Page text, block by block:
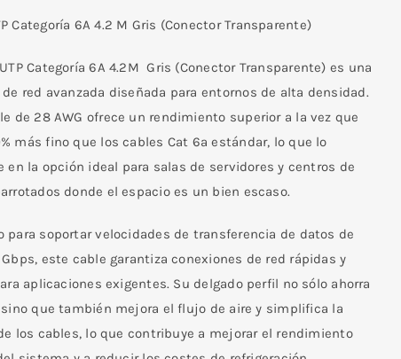
6A
4.2
M
Gris
(Conector
Transparente)
cantidad
Categoría 6A 4.2 M Gris (Conector Transparente)
Categoría 6A 4.2M Gris (Conector Transparente) es una
red avanzada diseñada para entornos de alta densidad.
de 28 AWG ofrece un rendimiento superior a la vez que
más fino que los cables Cat 6a estándar, lo que lo
en la opción ideal para salas de servidores y centros de
donde el espacio es un bien escaso.
para soportar velocidades de transferencia de datos de
Gbps, este cable garantiza conexiones de red rápidas y
aplicaciones exigentes. Su delgado perfil no sólo ahorra
que también mejora el flujo de aire y simplifica la
los cables, lo que contribuye a mejorar el rendimiento